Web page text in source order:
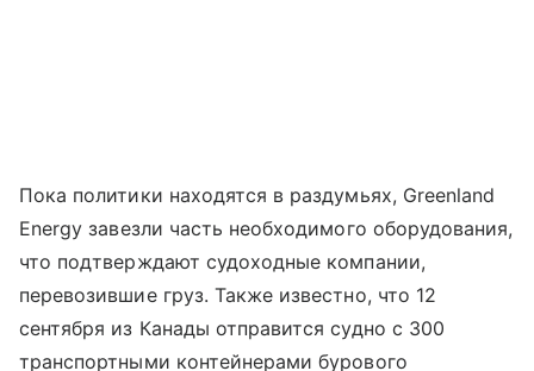
Пока политики находятся в раздумьях, Greenland
Energy завезли часть необходимого оборудования,
что подтверждают судоходные компании,
перевозившие груз. Также известно, что 12
сентября из Канады отправится судно с 300
транспортными контейнерами бурового